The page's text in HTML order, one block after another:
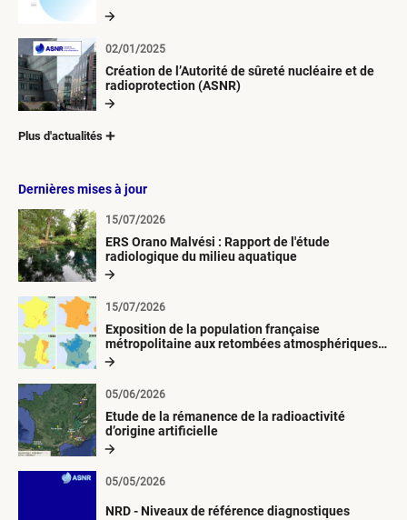
Création de l’Autorité de sûreté nucléaire et de
radioprotection (ASNR)
02/01/2025
Plus d'actualités
Dernières mises à jour
ERS Orano Malvési : Rapport de l'étude
radiologique du milieu aquatique
15/07/2026
Exposition de la population française
métropolitaine aux retombées atmosphériques
radioactives depuis 1945
15/07/2026
Etude de la rémanence de la radioactivité
d’origine artificielle
05/06/2026
NRD - Niveaux de référence diagnostiques
05/05/2026